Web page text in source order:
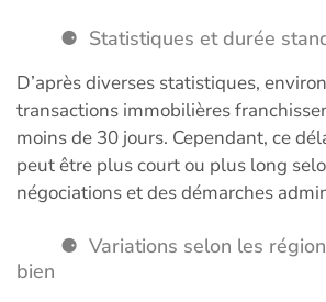
Statistiques et durée
D’après diverses statistiques,
transactions immobilières
moins de 30 jours. Cependant, ce
peut être plus court ou plus long
négociations et des démarches
Variations selon les
bien